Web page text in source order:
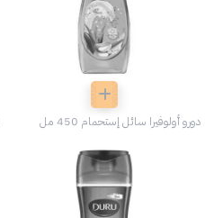
دورو أولوفيرا سائل إستحمام 450 مل